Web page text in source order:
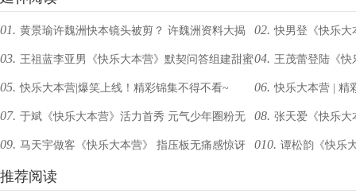
01. 黄景瑜许魏洲快本镜头被剪？ 许魏洲资料大揭
秘
02. 快男登《快乐大
志祥带队PK继续“团
03. 王祖蓝李亚男《快乐大本营》默契问答组建甜蜜
客栈
04. 王茂蕾登陆《
旧地
05. 快乐大本营|爆笑上线！精彩锦集不得不看~ 06. 快乐大本营 | 精
07. 于斌《快乐大本营》活力首秀 元气少年圈粉无
数
08. 张天爱《快乐大
09. 马天宇做客《快乐大本营》 指压板无痛感惊讶
众人
010. 谭松韵《快乐
推荐阅读